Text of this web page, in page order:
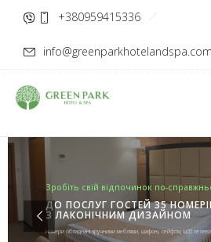
+380959415336
ПРОВЕДЕННЯ